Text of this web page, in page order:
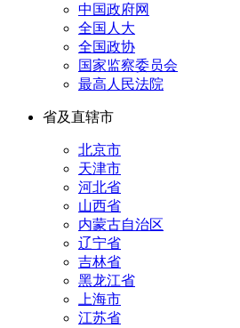
中国政府网
全国人大
全国政协
国家监察委员会
最高人民法院
省及直辖市
北京市
天津市
河北省
山西省
内蒙古自治区
辽宁省
吉林省
黑龙江省
上海市
江苏省